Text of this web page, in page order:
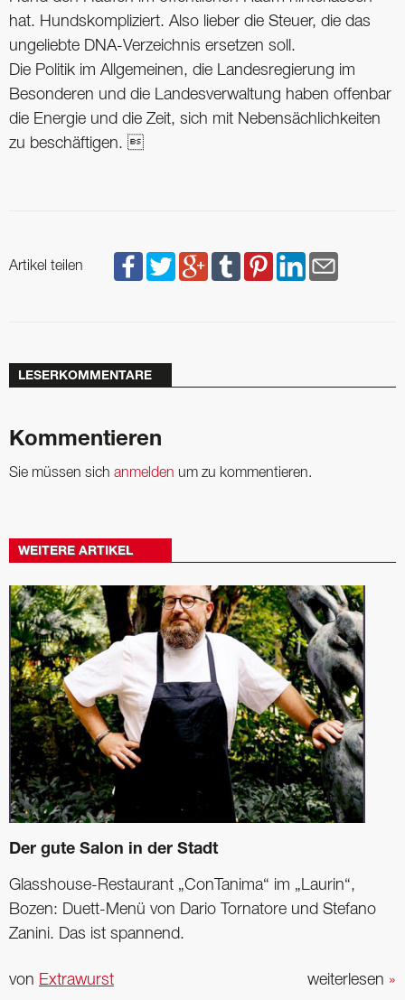
hat. Hundskompliziert. Also lieber die Steuer, die das
ungeliebte DNA-Verzeichnis ersetzen soll.
Die Politik im Allgemeinen, die Landesregierung im
Besonderen und die Landesverwaltung haben offenbar
die Energie und die Zeit, sich mit Nebensächlichkeiten
zu beschäftigen. 
Artikel teilen
LESERKOMMENTARE
Kommentieren
Sie müssen sich anmelden um zu kommentieren.
WEITERE ARTIKEL
Der gute Salon in der Stadt
Glasshouse-Restaurant „ConTanima“ im „Laurin“,
Bozen: Duett-Menü von Dario Tornatore und Stefano
Zanini. Das ist spannend.
weiterlesen »
von Extrawurst